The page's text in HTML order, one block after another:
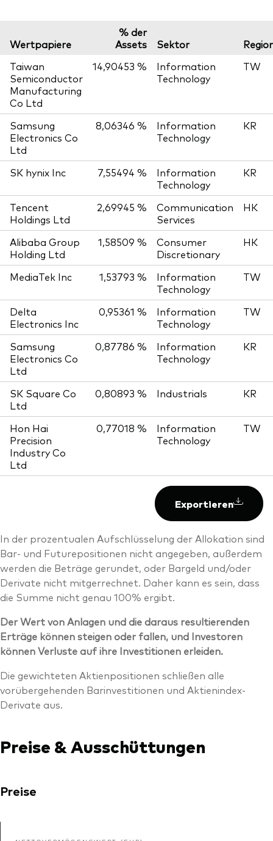
Wertpapiere
% der
Assets
Sektor
Taiwan
Semiconductor
Manufacturing
Co Ltd
14,90453 %
Information
Technology
TW
Samsung
Electronics Co
Ltd
8,06346 %
Information
Technology
KR
SK hynix Inc 7,55494 %
Information
Technology
KR
Tencent
Holdings Ltd
2,69945 %
Communication
Services
HK
Alibaba Group
Holding Ltd
1,58509 %
Consumer
Discretionary
HK
MediaTek Inc 1,53793 %
Information
Technology
TW
Delta
Electronics Inc
0,95361 %
Information
Technology
TW
Samsung
Electronics Co
Ltd
0,87786 %
Information
Technology
KR
SK Square Co
Ltd
0,80893 % Industrials KR
Hon Hai
Precision
Industry Co
Ltd
0,77018 %
Information
Technology
TW
Exportieren
In der prozentualen Aufschlüsselung der Allokation sind
Bar- und Futurepositionen nicht angegeben, außerdem
werden die Beträge gerundet, oder Bargeld und/oder
Derivate nicht mitgerrechnet. Daher kann es sein, dass
die Summe nicht genau 100% ergibt.
Der Wert von Anlagen und die daraus resultierenden
Erträge können steigen oder fallen, und Investoren
können Verluste auf ihre Investitionen erleiden.
Die gewichteten Aktienpositionen schließen alle
vorübergehenden Barinvestitionen und Aktienindex-
Derivate aus.
Preise & Ausschüttungen
Preise